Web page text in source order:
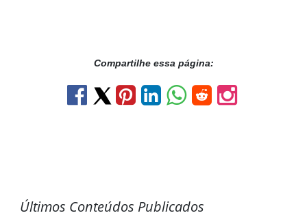
Compartilhe essa página:
Últimos Conteúdos Publicados